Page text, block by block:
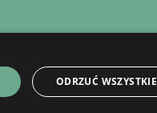
ODRZUĆ WSZYSTKIE